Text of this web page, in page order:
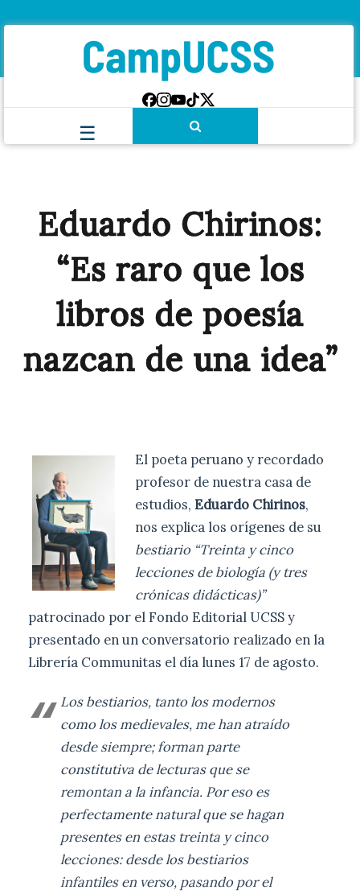
Eduardo Chirinos:
“Es raro que los
libros de poesía
nazcan de una idea”
El poeta peruano y recordado
profesor de nuestra casa de
estudios,Eduardo Chirinos,
nos explica los orígenes de su
bestiario “Treinta y cinco
lecciones de biología (y tres
crónicas didácticas)”
patrocinado por el Fondo Editorial UCSS y
presentado en un conversatorio realizado en la
Librería Communitas el día lunes 17 de agosto.
Los bestiarios, tanto los modernos
como los medievales, me han atraído
desde siempre; forman parte
constitutiva de lecturas que se
remontan a la infancia. Por eso es
perfectamente natural que se hagan
presentes en estas treinta y cinco
lecciones: desde los bestiarios
infantiles en verso, pasando por el